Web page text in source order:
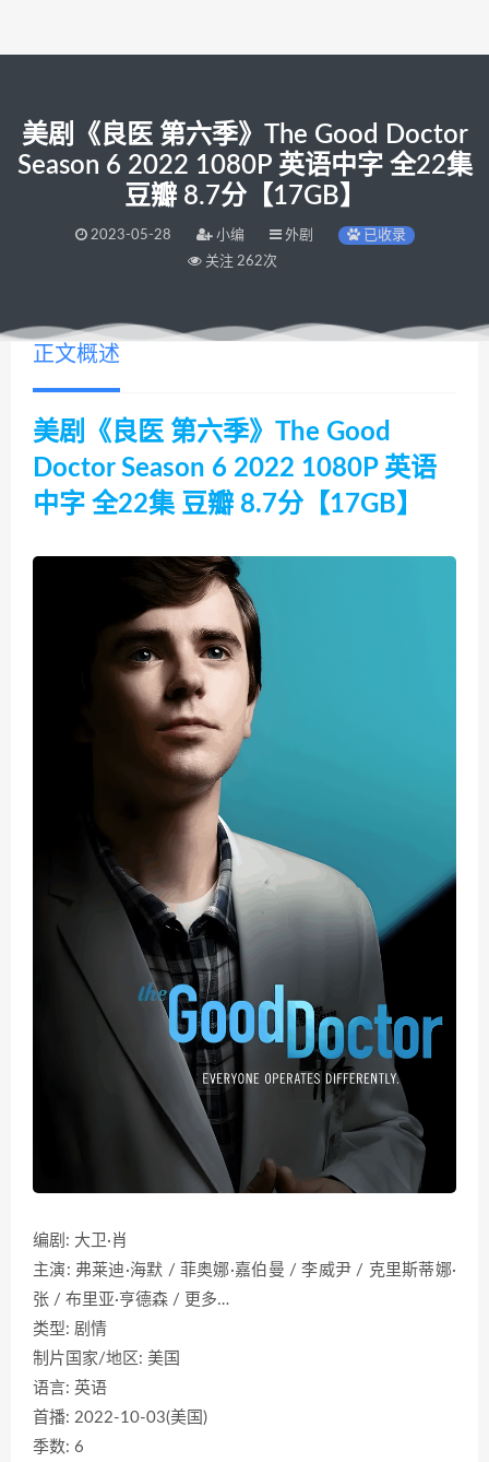
美剧《良医 第六季》The Good Doctor
Season 6 2022 1080P 英语中字 全22集
豆瓣 8.7分【17GB】
2023-05-28 小编 外剧
已收录
关注 262次
正文概述
美剧《良医 第六季》The Good
Doctor Season 6 2022 1080P 英语
中字 全22集 豆瓣 8.7分【17GB】
编剧: 大卫·肖
主演: 弗莱迪·海默 / 菲奥娜·嘉伯曼 / 李威尹 / 克里斯蒂娜·
张 / 布里亚·亨德森 / 更多…
类型: 剧情
制片国家/地区: 美国
语言: 英语
首播: 2022-10-03(美国)
季数: 6